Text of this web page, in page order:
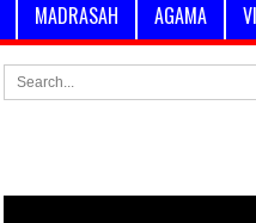
MADRASAH AGAMA